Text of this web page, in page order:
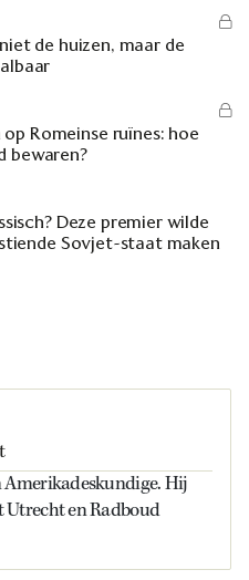
de huizen, maar de
Romeinse ruïnes: hoe
bewaren?
Deze premier wilde
Sovjet-staat maken
Amerikadeskundige. Hij
Utrecht en Radboud